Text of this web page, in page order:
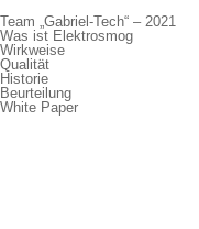
Team „Gabriel-Tech“ – 2021
Was ist Elektrosmog
Wirkweise
Qualität
Historie
Beurteilung
White Paper